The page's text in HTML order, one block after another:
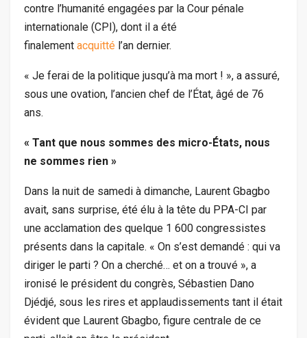
contre l’humanité engagées par la Cour pénale
internationale (CPI), dont il a été
finalement acquitté l’an dernier.
« Je ferai de la politique jusqu’à ma mort ! », a assuré,
sous une ovation, l’ancien chef de l’État, âgé de 76
ans.
« Tant que nous sommes des micro-États, nous
ne sommes rien »
Dans la nuit de samedi à dimanche, Laurent Gbagbo
avait, sans surprise, été élu à la tête du PPA-CI par
une acclamation des quelque 1 600 congressistes
présents dans la capitale. « On s’est demandé : qui va
diriger le parti ? On a cherché… et on a trouvé », a
ironisé le président du congrès, Sébastien Dano
Djédjé, sous les rires et applaudissements tant il était
évident que Laurent Gbagbo, figure centrale de ce